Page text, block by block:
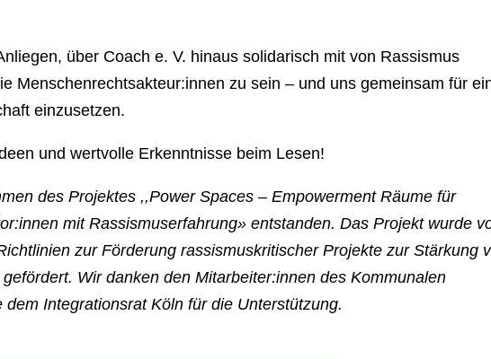
über Coach e. V. hinaus solidarisch mit von Rassismus
Menschenrechtsakteur:innen zu sein – und uns gemeinsam für
einzusetzen.
und wertvolle Erkenntnisse beim Lesen!
des Projektes ,,Power Spaces – Empowerment Räume für
mit Rassismuserfahrung» entstanden. Das Projekt wurde
zur Förderung rassismuskritischer Projekte zur Stärkung
Wir danken den Mitarbeiter:innen des Kommunalen
Integrationsrat Köln für die Unterstützung.